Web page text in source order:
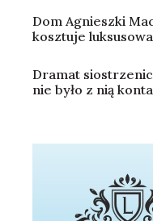
Dom Agnieszki
kosztuje luksusowa
Dramat
nie było z nią